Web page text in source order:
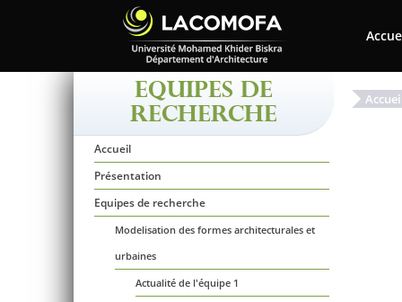
EQUIPES DE
RECHERCHE
Accueil
Présentation
Equipes de recherche
Modelisation des formes architecturales et
urbaines
Actualité de l'équipe 1